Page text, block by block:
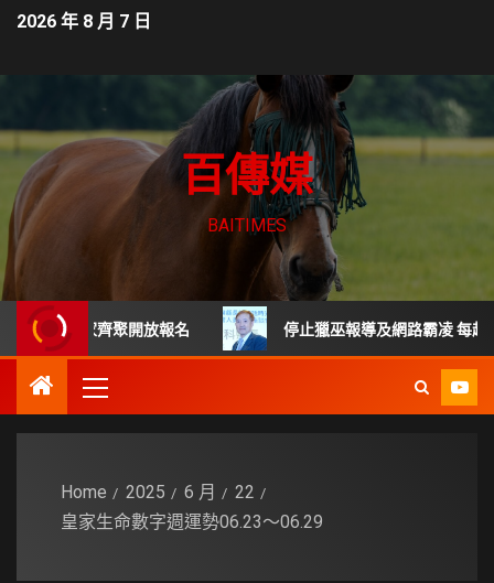
2026 年 8 月 7 日
百傳媒
BAITIMES
家齊聚開放報名 停止獵巫報導及網路霸凌 每起詐騙都是
Home 2025 6 月
22
皇家生命數字週運勢06.23～06.29